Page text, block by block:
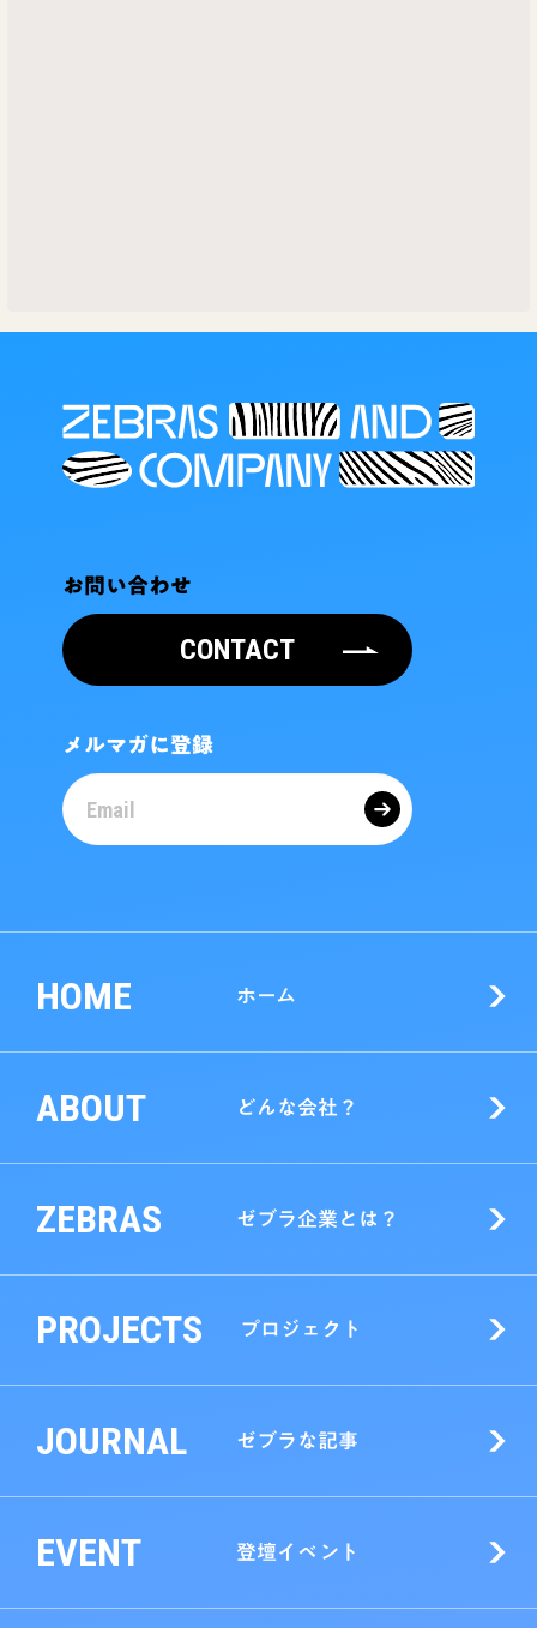
お問い合わせ
CONTACT
メルマガに登録
HOME ホーム
ABOUT どんな会社？
ZEBRAS ゼブラ企業とは？
PROJECTS プロジェクト
JOURNAL ゼブラな記事
EVENT 登壇イベント